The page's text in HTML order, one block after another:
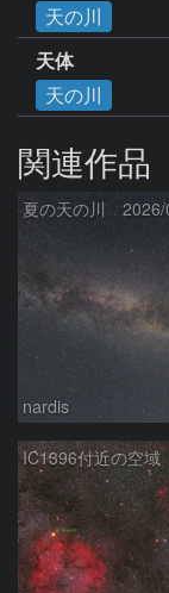
天の川
天体
天の川
関連作品
夏の天の川 2026/
nardis